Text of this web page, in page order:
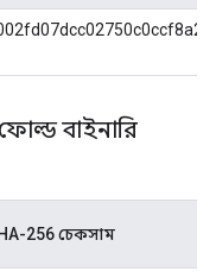
বাইনারি
256 চেকসাম